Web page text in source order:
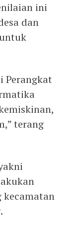
ini
dan
Perangkat
terang
kecamatan